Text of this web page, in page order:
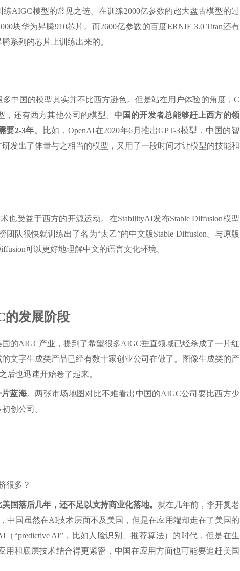
AIGC模型的常见之选。在训练2000亿参数的超大盘古模型的过
块华为昇腾910芯片。而2600亿参数的百度ERNIE 3.0 Titan还有
系列的芯片上训练出来的。
中国的模型其实并不比西方逊色。但是站在用户体验的角度，C
，还有西方其他公司的模型。 中国的开发者总能够赶上西方的领
要2-3年。比如，OpenAI在2020年6月推出GPT-3模型，中国的智
发出了体量与之相当的模型，又用了一段时间才让模型的技能和
也受益于西方的开源运动。在StabilityAI发布Stable Diffusion模型
队很快就训练出了名为“太乙”的中文版Stable Diffusion。与原版
可以更好地理解中文的语言文化环境。
的发展阶段
的AIGC产业，提到了希望很多AIGC垂直领域已经杀成了一片红
文字生成类产品已经有数十家创业公司在做了。图像生成类的产
后也迅速开始卷了起来。
蓝海。两张市场地图对比不难看出中国的AIGC公司要比西方少
创公司。
很多？
国落后几年，还不足以支持商业化落地。 就在几年前，李开复老
中国虽然在AI技术层面不及美国，但是在应用端却走在了美国的
“predictive AI”，比如人脸识别、推荐算法）的时代，但是在生
用和底层技术结合得更紧密，中国在应用方面也可能要追赶美国